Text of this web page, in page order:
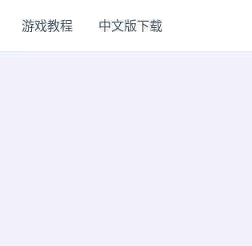
游戏教程 中文版下载